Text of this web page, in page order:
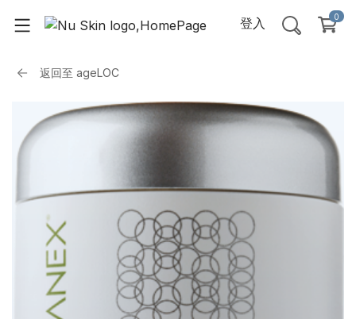
登入 0
返回至 ageLOC